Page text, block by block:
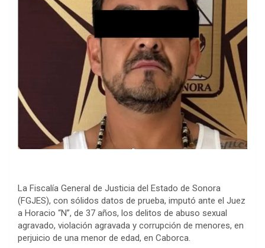
La Fiscalía General de Justicia del Estado de Sonora
(FGJES), con sólidos datos de prueba, imputó ante el Juez
a Horacio “N”, de 37 años, los delitos de abuso sexual
agravado, violación agravada y corrupción de menores, en
perjuicio de una menor de edad, en Caborca.